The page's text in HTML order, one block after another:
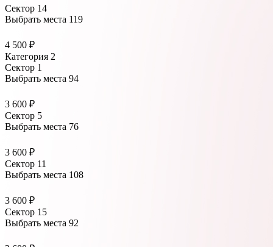
Сектор 14
Выбрать места 119
4 500 ₽
Категория 2
Сектор 1
Выбрать места 94
3 600 ₽
Сектор 5
Выбрать места 76
3 600 ₽
Сектор 11
Выбрать места 108
3 600 ₽
Сектор 15
Выбрать места 92